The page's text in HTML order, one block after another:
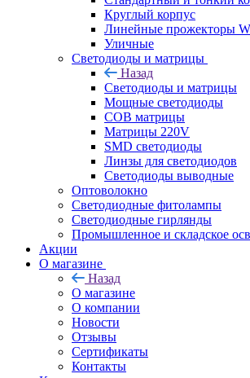
Круглый корпус
Линейные прожекторы
Уличные
Светодиоды и матрицы
Назад
Светодиоды и матрицы
Мощные светодиоды
COB матрицы
Матрицы 220V
SMD светодиоды
Линзы для светодиодов
Светодиоды выводные
Оптоволокно
Светодиодные фитолампы
Светодиодные гирлянды
Промышленное и складское
Акции
О магазине
Назад
О магазине
О компании
Новости
Отзывы
Сертификаты
Контакты